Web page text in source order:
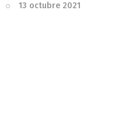
13 octubre 2021